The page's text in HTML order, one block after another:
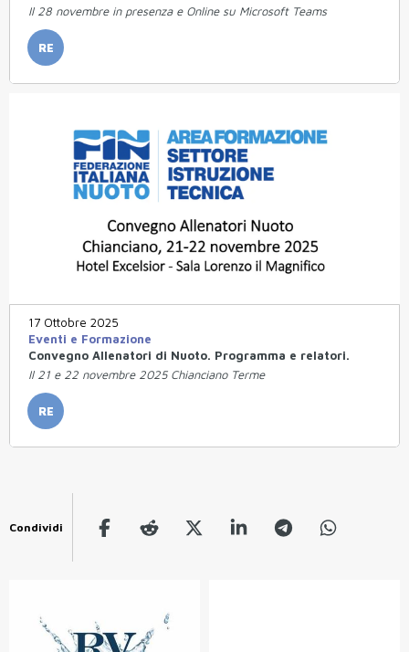
Il 28 novembre in presenza e Online su Microsoft Teams
RE
17 Ottobre 2025
Eventi e Formazione
Convegno Allenatori di Nuoto. Programma e relatori.
Il 21 e 22 novembre 2025 Chianciano Terme
RE
Condividi